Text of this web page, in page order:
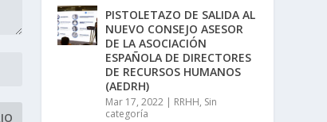
PISTOLETAZO DE SALIDA AL
NUEVO CONSEJO ASESOR
DE LA ASOCIACIÓN
ESPAÑOLA DE DIRECTORES
DE RECURSOS HUMANOS
(AEDRH)
Mar 17, 2022 | RRHH, Sin
categoría